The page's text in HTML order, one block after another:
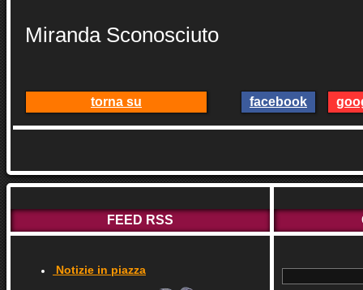
Miranda Sconosciuto
torna su facebook
FEED RSS
Notizie in piazza